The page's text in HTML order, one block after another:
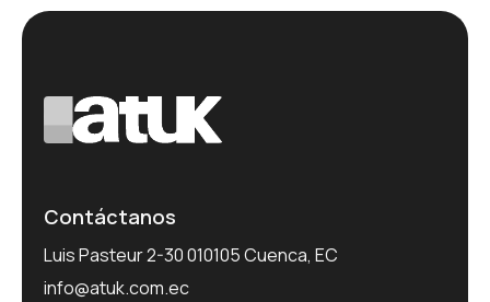
Contáctanos
Luis Pasteur 2-30 010105 Cuenca, EC
info@atuk.com.ec